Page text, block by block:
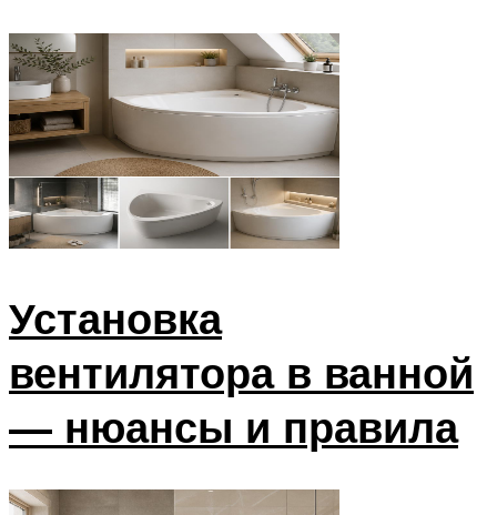
Установка
вентилятора в ванной
— нюансы и правила